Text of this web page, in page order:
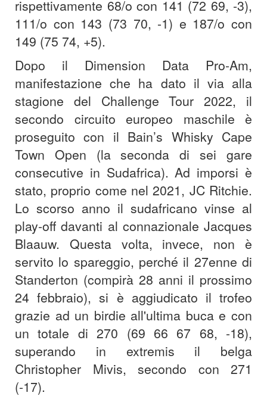
rispettivamente 68/o con 141 (72 69, -3),
111/o con 143 (73 70, -1) e 187/o con
149 (75 74, +5).
Dopo il Dimension Data Pro-Am,
manifestazione che ha dato il via alla
stagione del Challenge Tour 2022, il
secondo circuito europeo maschile è
proseguito con il Bain’s Whisky Cape
Town Open (la seconda di sei gare
consecutive in Sudafrica). Ad imporsi è
stato, proprio come nel 2021, JC Ritchie.
Lo scorso anno il sudafricano vinse al
play-off davanti al connazionale Jacques
Blaauw. Questa volta, invece, non è
servito lo spareggio, perché il 27enne di
Standerton (compirà 28 anni il prossimo
24 febbraio), si è aggiudicato il trofeo
grazie ad un birdie all'ultima buca e con
un totale di 270 (69 66 67 68, -18),
superando in extremis il belga
Christopher Mivis, secondo con 271
(-17).